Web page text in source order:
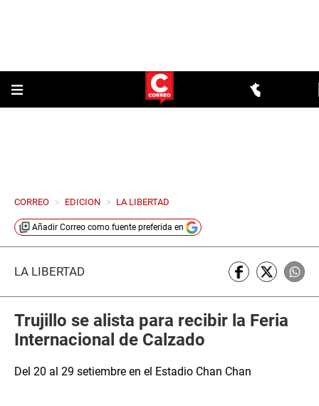
CORREO > EDICION > LA LIBERTAD
Añadir Correo como fuente preferida en
LA LIBERTAD
Trujillo se alista para recibir la Feria
Internacional de Calzado
Del 20 al 29 setiembre en el Estadio Chan Chan